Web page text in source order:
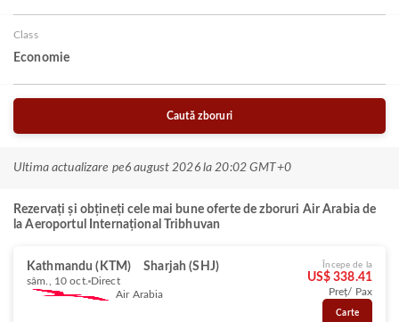
Class
Economie
Caută zboruri
Ultima actualizare pe6 august 2026 la 20:02 GMT+0
Rezervați și obțineți cele mai bune oferte de zboruri Air Arabia de
la Aeroportul Internațional Tribhuvan
Kathmandu (KTM) Sharjah (SHJ)
sâm., 10 oct. Direct
Air Arabia
Începe de la
US$ 338.41
Preț/ Pax
Carte